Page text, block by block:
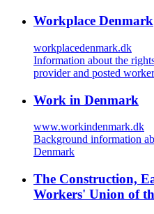
Workplace Denmark
workplacedenmark.dk
Information about the
provider and posted
Work in Denmark
www.workindenmark.dk
Background information
Denmark
The Construction,
Workers' Union of